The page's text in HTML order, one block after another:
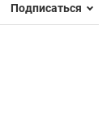
Подписаться